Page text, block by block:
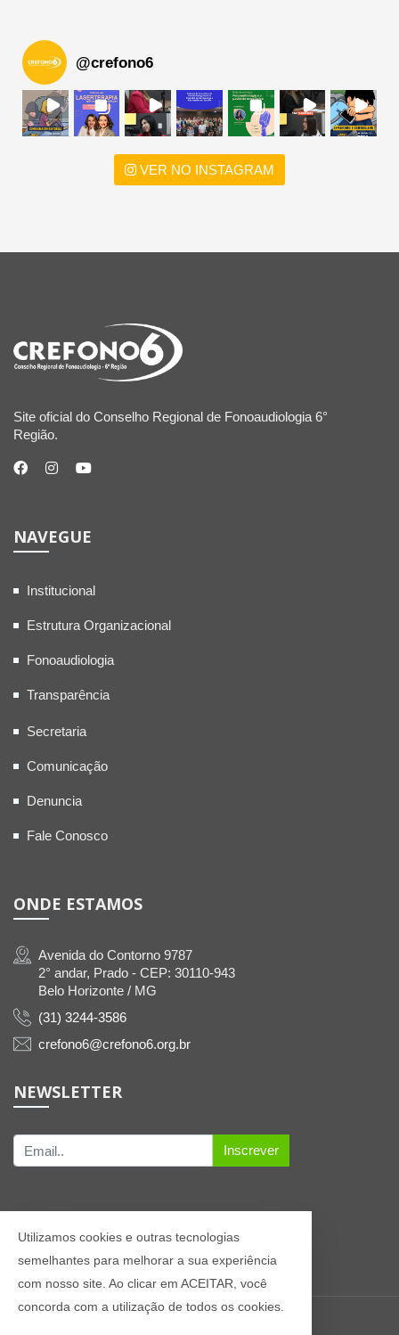
@crefono6
VER NO INSTAGRAM
Site oficial do Conselho Regional de Fonoaudiologia 6°
Região.
NAVEGUE
Institucional
Estrutura Organizacional
Fonoaudiologia
Transparência
Secretaria
Comunicação
Denuncia
Fale Conosco
ONDE ESTAMOS
Avenida do Contorno 9787
2° andar, Prado - CEP: 30110-943
Belo Horizonte / MG
(31) 3244-3586
crefono6@crefono6.org.br
NEWSLETTER
Inscrever
Utilizamos cookies e outras tecnologias
semelhantes para melhorar a sua experiência
com nosso site. Ao clicar em ACEITAR, você
concorda com a utilização de todos os cookies.